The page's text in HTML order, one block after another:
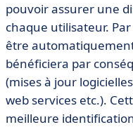
pouvoir assurer une
chaque utilisateur.
être
bénéficiera par
(mises à jour
web services etc.).
meilleure